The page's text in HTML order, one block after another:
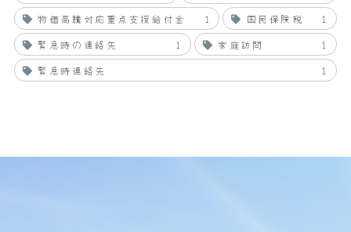
物価高騰対応重点支援給付金
1 国民保険税
1
緊急時の連絡先
1 家庭訪問
1
緊急時連絡先
1